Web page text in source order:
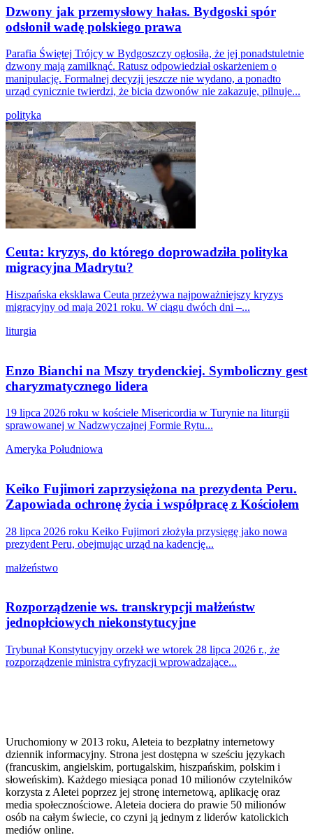
Dzwony jak przemysłowy hałas. Bydgoski spór
odsłonił wadę polskiego prawa
Parafia Świętej Trójcy w Bydgoszczy ogłosiła, że jej ponadstuletnie
dzwony mają zamilknąć. Ratusz odpowiedział oskarżeniem o
manipulację. Formalnej decyzji jeszcze nie wydano, a ponadto
urząd cynicznie twierdzi, że bicia dzwonów nie zakazuje, pilnuje...
polityka
Ceuta: kryzys, do którego doprowadziła polityka
migracyjna Madrytu?
Hiszpańska eksklawa Ceuta przeżywa najpoważniejszy kryzys
migracyjny od maja 2021 roku. W ciągu dwóch dni –...
liturgia
Enzo Bianchi na Mszy trydenckiej. Symboliczny gest
charyzmatycznego lidera
19 lipca 2026 roku w kościele Misericordia w Turynie na liturgii
sprawowanej w Nadzwyczajnej Formie Rytu...
Ameryka Południowa
Keiko Fujimori zaprzysiężona na prezydenta Peru.
Zapowiada ochronę życia i współpracę z Kościołem
28 lipca 2026 roku Keiko Fujimori złożyła przysięgę jako nowa
prezydent Peru, obejmując urząd na kadencję...
małżeństwo
Rozporządzenie ws. transkrypcji małżeństw
jednopłciowych niekonstytucyjne
Trybunał Konstytucyjny orzekł we wtorek 28 lipca 2026 r., że
rozporządzenie ministra cyfryzacji wprowadzające...
Uruchomiony w 2013 roku, Aleteia to bezpłatny internetowy
dziennik informacyjny. Strona jest dostępna w sześciu językach
(francuskim, angielskim, portugalskim, hiszpańskim, polskim i
słoweńskim). Każdego miesiąca ponad 10 milionów czytelników
korzysta z Aletei poprzez jej stronę internetową, aplikację oraz
media społecznościowe. Aleteia dociera do prawie 50 milionów
osób na całym świecie, co czyni ją jednym z liderów katolickich
mediów online.